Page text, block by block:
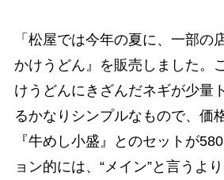
「松屋では今年の夏に、一部の
かけうどん』を販売しました。
けうどんにきざんだネギが少量
るかなりシンプルなもので、価
『牛めし小盛』とのセットが
ョン的には、“メイン”と言うよ